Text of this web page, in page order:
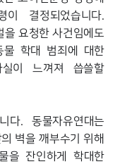
이 결정되었습니다.
요청한 사건임에도
물 학대 범죄에 대한
이 느껴져 씁쓸할
벽을 깨부수기 위해
을 잔인하게 학대한